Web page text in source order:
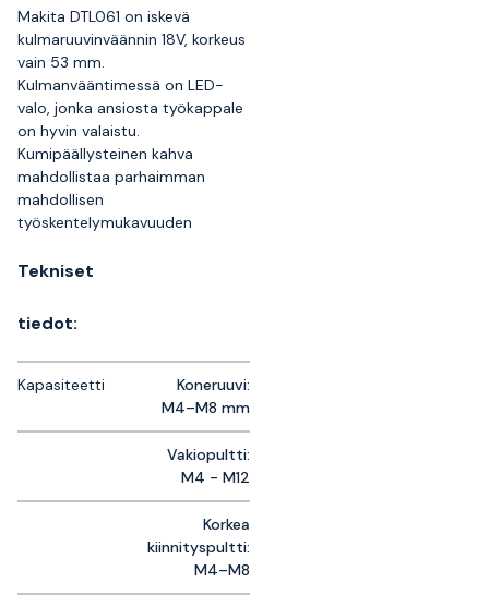
Makita DTL061 on iskevä
kulmaruuvinväännin 18V, korkeus
vain 53 mm.
Kulmanvääntimessä on LED-
valo, jonka ansiosta työkappale
on hyvin valaistu.
Kumipäällysteinen kahva
mahdollistaa parhaimman
mahdollisen
työskentelymukavuuden
Tekniset
tiedot:
Kapasiteetti
Koneruuvi:
M4–M8 mm
Vakiopultti:
M4 - M12
Korkea
kiinnityspultti:
M4–M8